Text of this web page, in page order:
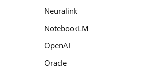
Neuralink
NotebookLM
OpenAI
Oracle